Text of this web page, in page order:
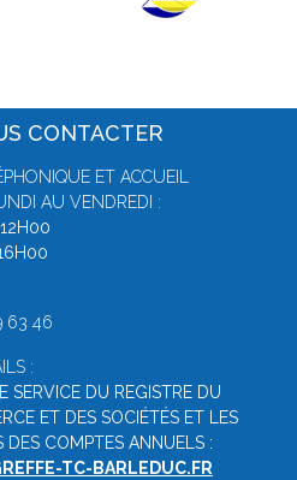
CONTACTER
ET ACCUEIL
AU VENDREDI :
63 46
:
SERVICE DU REGISTRE DU
ET DES SOCIÉTÉS ET LES
DES COMPTES ANNUELS :
TC-BARLEDUC.FR